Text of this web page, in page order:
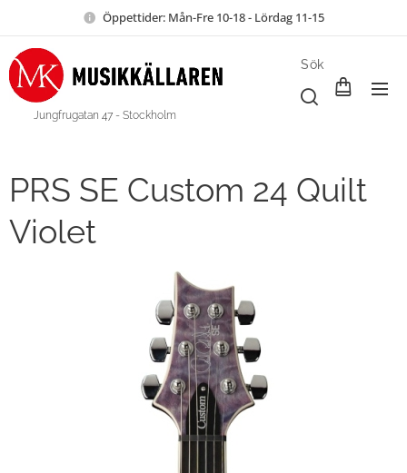
Öppettider: Mån-Fre 10-18 - Lördag 11-15
Jungfrugatan 47 - Stockholm
Sök
PRS SE Custom 24 Quilt
Violet